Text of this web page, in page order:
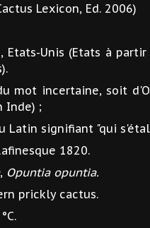
Lexicon, Ed. 2006)
Etats-Unis (Etats à
mot incertaine, soit
Inde) ;
Latin signifiant "qui
1820.
, Opuntia opuntia.
prickly cactus.